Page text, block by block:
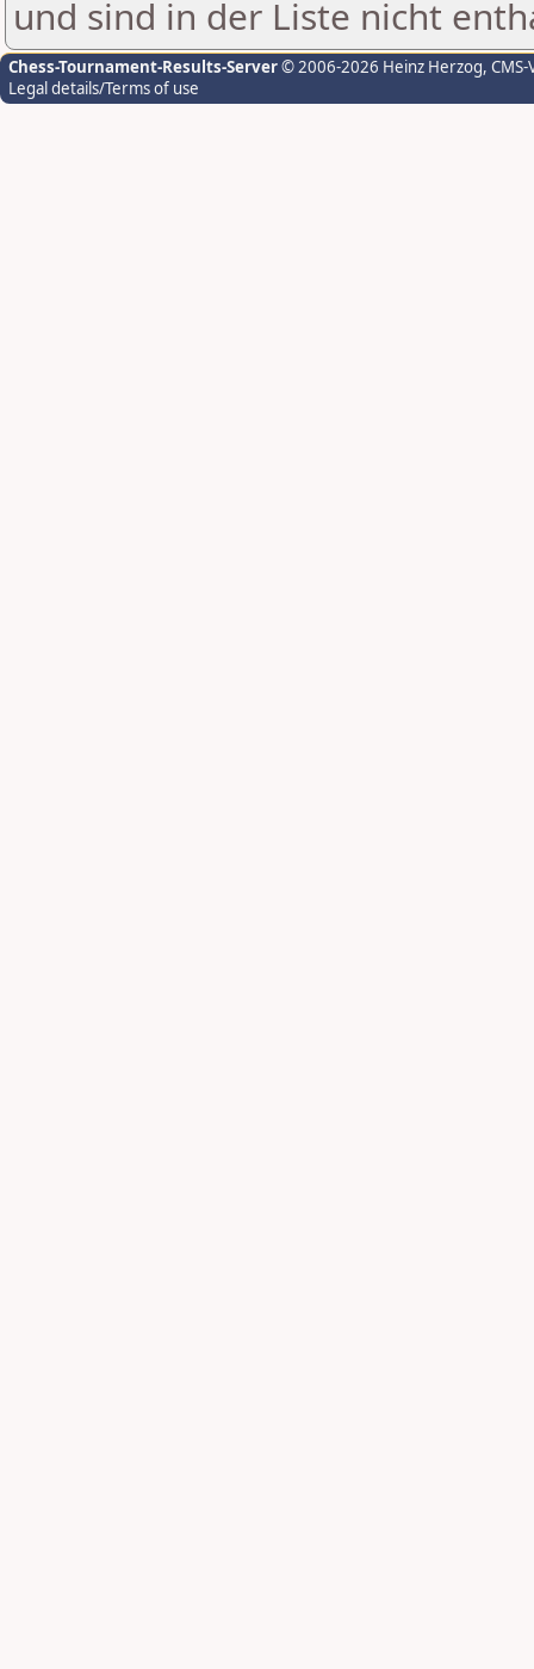
und sind in der Liste nicht
Chess-Tournament-Results-Server© 2006-2026 Heinz Herzog,
Legal details/Terms of use